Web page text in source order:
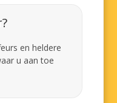
en heldere
u aan toe